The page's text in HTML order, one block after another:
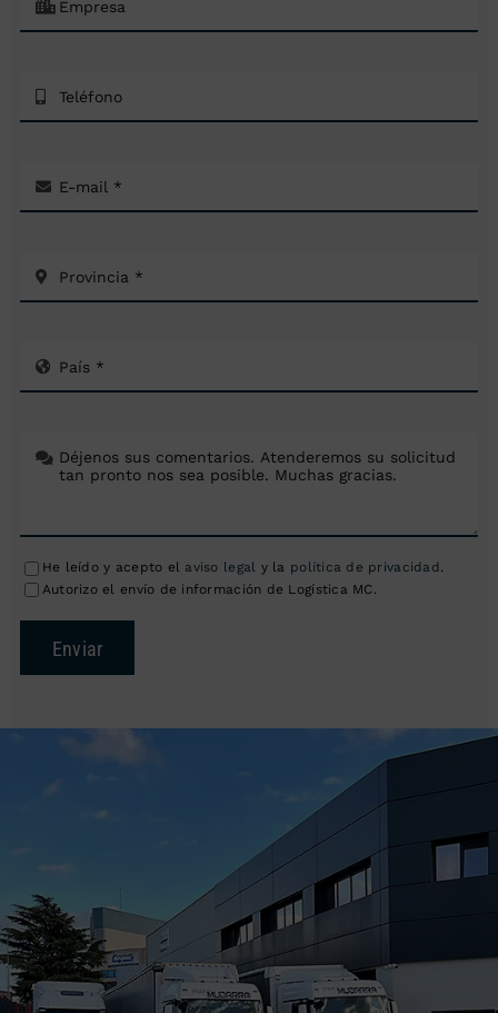
He leído y acepto el aviso legal y la política de privacidad .
Autorizo el envío de información de Logística MC.
Enviar